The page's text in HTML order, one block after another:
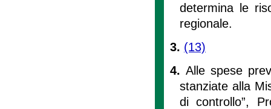
determina le
regionale.
3. (13)
4. Alle spese
stanziate alla
di controllo”,